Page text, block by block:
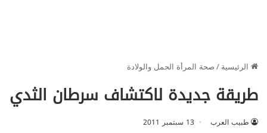
الرئيسية/صحة المرأة الحمل والولادة
طريقة جديدة لاكتشاف سرطان الثدي
طبيب العرب 13 سبتمبر 2011